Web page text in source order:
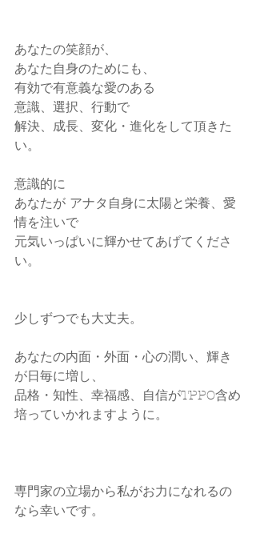
あなたの笑顔が、
あなた自身のためにも、
有効で有意義な愛のある
意識、選択、行動で
解決、成長、変化・進化をして頂きた
い。
意識的に
あなたが アナタ自身に太陽と栄養、愛
情を注いで
元気いっぱいに輝かせてあげてくださ
い。
少しずつでも大丈夫。
あなたの内面・外面・心の潤い、輝き
が日毎に増し、
品格・知性、幸福感、自信がTPPO含め
培っていかれますように。
専門家の立場から私がお力になれるの
なら幸いです。